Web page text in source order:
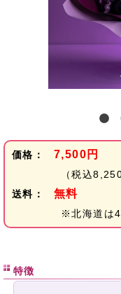
価格： 7,500円
（税込
送料：
無料
※北海道は
特徴